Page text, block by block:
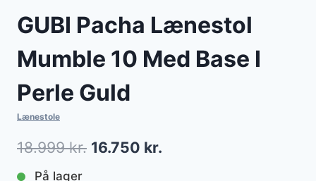
GUBI Pacha Lænestol
Mumble 10 Med Base I
Perle Guld
Lænestole
18.999kr. Den
16.750 kr.
På lager